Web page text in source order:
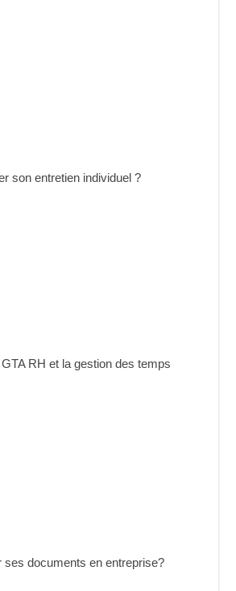
son entretien individuel ?
RH et la gestion des temps
ses documents en entreprise?